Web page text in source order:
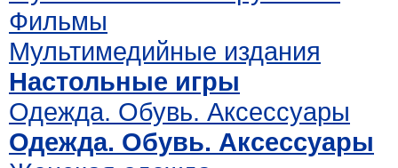
Фильмы
Мультимедийные издания
Настольные игры
Одежда. Обувь. Аксессуары
Одежда. Обувь. Аксессуары